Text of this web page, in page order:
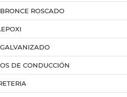
ROSCADO
DE CONDUCCIÓN